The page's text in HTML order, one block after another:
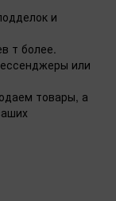
и
т более.
или
товары, а